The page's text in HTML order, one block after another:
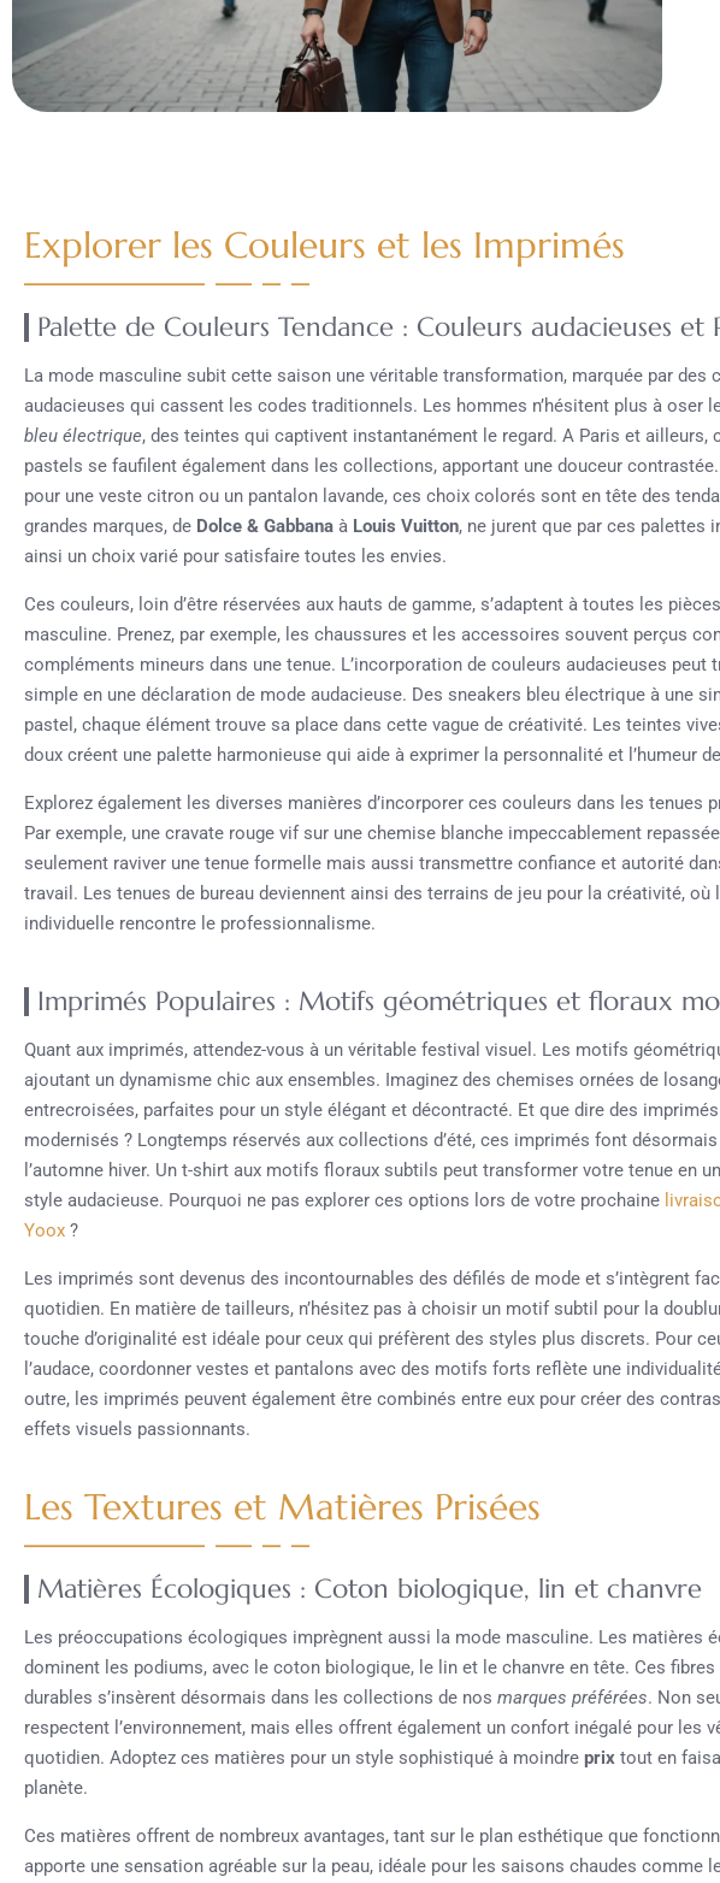
Explorer les Couleurs et les Imprimés
Palette de Couleurs Tendance : Couleurs audacieuses et
La mode masculine subit cette saison une véritable transformation, marquée par des
audacieuses qui cassent les codes traditionnels. Les hommes n’hésitent plus à oser
bleu électrique, des teintes qui captivent instantanément le regard. A Paris et ailleurs,
pastels se faufilent également dans les collections, apportant une douceur
pour une veste citron ou un pantalon lavande, ces choix colorés sont en tête des
grandes marques, de Dolce & Gabbana à Louis Vuitton, ne jurent que par ces palettes
ainsi un choix varié pour satisfaire toutes les envies.
Ces couleurs, loin d’être réservées aux hauts de gamme, s’adaptent à toutes les
masculine. Prenez, par exemple, les chaussures et les accessoires souvent perçus
compléments mineurs dans une tenue. L’incorporation de couleurs audacieuses peut
simple en une déclaration de mode audacieuse. Des sneakers bleu électrique à une
pastel, chaque élément trouve sa place dans cette vague de créativité. Les teintes
doux créent une palette harmonieuse qui aide à exprimer la personnalité et l’humeur
Explorez également les diverses manières d’incorporer ces couleurs dans les tenues
Par exemple, une cravate rouge vif sur une chemise blanche impeccablement
seulement raviver une tenue formelle mais aussi transmettre confiance et autorité
travail. Les tenues de bureau deviennent ainsi des terrains de jeu pour la créativité, où
individuelle rencontre le professionnalisme.
Imprimés Populaires : Motifs géométriques et floraux
Quant aux imprimés, attendez-vous à un véritable festival visuel. Les motifs
ajoutant un dynamisme chic aux ensembles. Imaginez des chemises ornées de
entrecroisées, parfaites pour un style élégant et décontracté. Et que dire des
modernisés ? Longtemps réservés aux collections d’été, ces imprimés font
l’automne hiver. Un t-shirt aux motifs floraux subtils peut transformer votre tenue en
style audacieuse. Pourquoi ne pas explorer ces options lors de votre prochaine
Yoox ?
Les imprimés sont devenus des incontournables des défilés de mode et s’intègrent
quotidien. En matière de tailleurs, n’hésitez pas à choisir un motif subtil pour la
touche d’originalité est idéale pour ceux qui préfèrent des styles plus discrets. Pour
l’audace, coordonner vestes et pantalons avec des motifs forts reflète une
outre, les imprimés peuvent également être combinés entre eux pour créer des
effets visuels passionnants.
Les Textures et Matières Prisées
Matières Écologiques : Coton biologique, lin et chanvre
Les préoccupations écologiques imprègnent aussi la mode masculine. Les matières
dominent les podiums, avec le coton biologique, le lin et le chanvre en tête. Ces
durables s’insèrent désormais dans les collections de nos marques préférées. Non
respectent l’environnement, mais elles offrent également un confort inégalé pour les
quotidien. Adoptez ces matières pour un style sophistiqué à moindre prix tout en
planète.
Ces matières offrent de nombreux avantages, tant sur le plan esthétique que
apporte une sensation agréable sur la peau, idéale pour les saisons chaudes comme